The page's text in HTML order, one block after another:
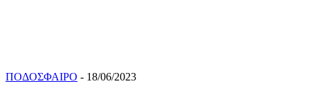
ΠΟΔΟΣΦΑΙΡΟ - 18/06/2023